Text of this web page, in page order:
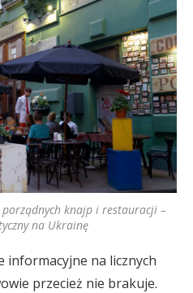
knajp i restauracji –
na Ukrainę
informacyjne na licznych
przecież nie brakuje.